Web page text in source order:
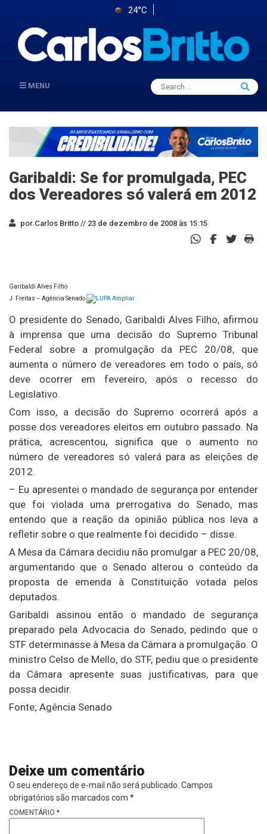
24°C
MENU
Search
for:
Search
Garibaldi: Se for promulgada, PEC
dos Vereadores só valerá em 2012
por Carlos Britto // 23 de dezembro de 2008 às 15:15
Garibaldi Alves Filho
J. Freitas – Agência Senado
Ampliar
O presidente do Senado, Garibaldi Alves Filho, afirmou
à imprensa que uma decisão do Supremo Tribunal
Federal sobre a promulgação da PEC 20/08, que
aumenta o número de vereadores em todo o país, só
deve ocorrer em fevereiro, após o recesso do
Legislativo.
Com isso, a decisão do Supremo ocorrerá após a
posse dos vereadores eleitos em outubro passado. Na
prática, acrescentou, significa que o aumento no
número de vereadores só valerá para as eleições de
2012.
– Eu apresentei o mandado de segurança por entender
que foi violada uma prerrogativa do Senado, mas
entendo que a reação da opinião pública nos leva a
refletir sobre o que realmente foi decidido – disse.
A Mesa da Câmara decidiu não promulgar a PEC 20/08,
argumentando que o Senado alterou o conteúdo da
proposta de emenda à Constituição votada pelos
deputados.
Garibaldi assinou então o mandado de segurança
preparado pela Advocacia do Senado, pedindo que o
STF determinasse à Mesa da Câmara a promulgação. O
ministro Celso de Mello, do STF, pediu que o presidente
da Câmara apresente suas justificativas, para que
possa decidir.
Fonte; Agência Senado
Deixe um comentário
O seu endereço de e-mail não será publicado. Campos
obrigatórios são marcados com *
COMENTÁRIO *